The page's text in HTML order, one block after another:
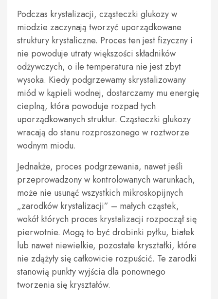
Podczas krystalizacji, cząsteczki glukozy w
miodzie zaczynają tworzyć uporządkowane
struktury krystaliczne. Proces ten jest fizyczny i
nie powoduje utraty większości składników
odżywczych, o ile temperatura nie jest zbyt
wysoka. Kiedy podgrzewamy skrystalizowany
miód w kąpieli wodnej, dostarczamy mu energię
cieplną, która powoduje rozpad tych
uporządkowanych struktur. Cząsteczki glukozy
wracają do stanu rozproszonego w roztworze
wodnym miodu.
Jednakże, proces podgrzewania, nawet jeśli
przeprowadzony w kontrolowanych warunkach,
może nie usunąć wszystkich mikroskopijnych
„zarodków krystalizacji” – małych cząstek,
wokół których proces krystalizacji rozpoczął się
pierwotnie. Mogą to być drobinki pyłku, białek
lub nawet niewielkie, pozostałe kryształki, które
nie zdążyły się całkowicie rozpuścić. Te zarodki
stanowią punkty wyjścia dla ponownego
tworzenia się kryształów.